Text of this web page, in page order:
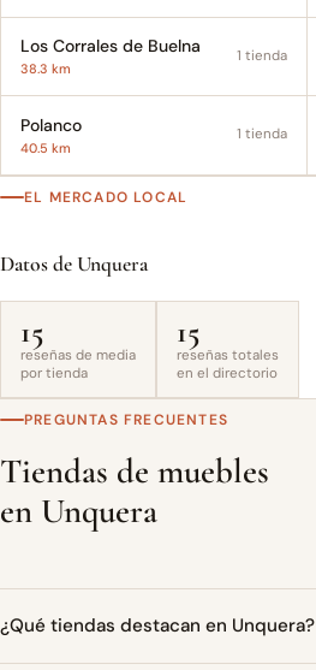
Los Corrales de Buelna
38.3 km
1 tienda
Polanco
40.5 km
1 tienda
EL MERCADO LOCAL
Datos de Unquera
15
reseñas de media
por tienda
15
reseñas totales
en el directorio
PREGUNTAS FRECUENTES
Tiendas de muebles
en Unquera
¿Qué tiendas destacan en Unquera?